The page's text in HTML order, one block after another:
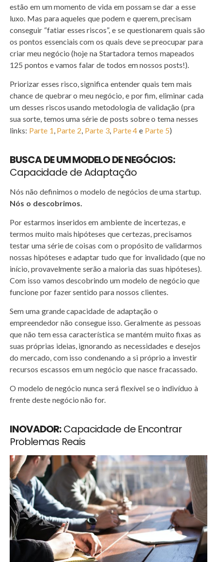
estão em um momento de vida em possam se dar a esse
luxo. Mas para aqueles que podem e querem, precisam
conseguir “fatiar esses riscos”, e se questionarem quais são
os pontos essenciais com os quais deve se preocupar para
criar meu negócio (hoje na Startadora temos mapeados
125 pontos e vamos falar de todos em nossos posts!).
Priorizar esses risco, significa entender quais tem mais
chance de quebrar o meu negócio, e por fim, eliminar cada
um desses riscos usando metodologia de validação (pra
sua sorte, temos uma série de posts sobre o tema nesses
links: Parte 1 Parte 2 Parte 3, Parte 4 e Parte 5)
BUSCA DE UM MODELO DE NEGÓCIOS:
Capacidade de Adaptação
Nós não definimos o modelo de negócios de uma startup.
Nós o descobrimos.
Por estarmos inseridos em ambiente de incertezas, e
termos muito mais hipóteses que certezas, precisamos
testar uma série de coisas com o propósito de validarmos
nossas hipóteses e adaptar tudo que for invalidado (que no
início, provavelmente serão a maioria das suas hipóteses).
Com isso vamos descobrindo um modelo de negócio que
funcione por fazer sentido para nossos clientes.
Sem uma grande capacidade de adaptação o
empreendedor não consegue isso. Geralmente as pessoas
que não tem essa característica se mantém muito fixas as
suas próprias ideias, ignorando as necessidades e desejos
do mercado, com isso condenando a si próprio a investir
recursos escassos em um negócio que nasce fracassado.
O modelo de negócio nunca será flexível se o indivíduo à
frente deste negócio não for.
INOVADOR:Capacidade de Encontrar
Problemas Reais